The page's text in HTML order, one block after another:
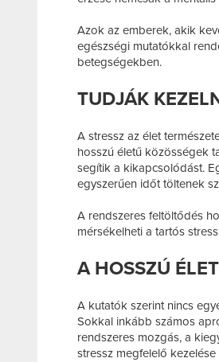
Azok az emberek, akik
egészségi mutatókkal
betegségekben.
TUDJÁK
A stressz az élet
hosszú életű közösségek
segítik a kikapcsolódást.
egyszerűen időt töltenek
A rendszeres feltöltődés
mérsékelheti a tartós
A HOSSZÚ
A kutatók szerint nincs
Sokkal inkább számos
rendszeres mozgás, a
stressz megfelelő